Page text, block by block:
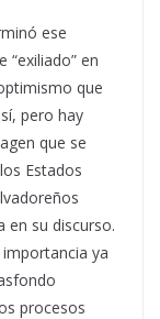
ese
en
que
pero hay
que se
Estados
en su discurso.
ya
procesos